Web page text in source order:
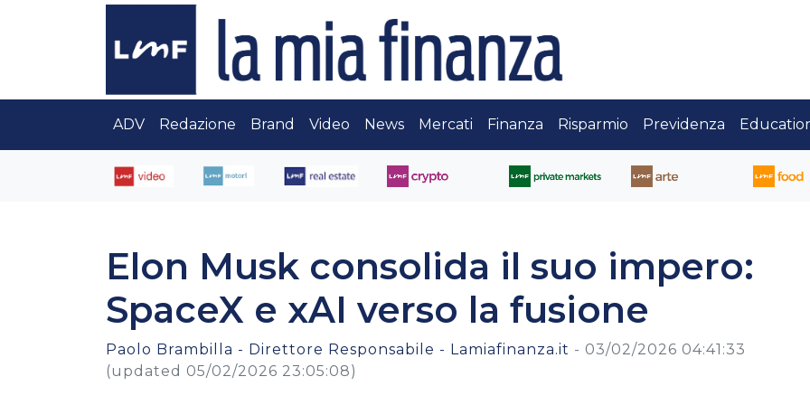
ADV Redazione Brand Video News Mercati Finanza Risparmio Previdenza
Elon Musk consolida il suo impero:
SpaceX e xAI verso la fusione
Paolo Brambilla - Direttore Responsabile - Lamiafinanza.it - 03/02/2026 04:41:33
(updated 05/02/2026 23:05:08)